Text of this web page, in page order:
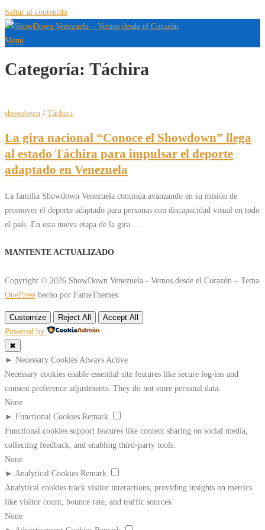
Saltar al contenido
Menú
Categoría: Táchira
showdown / Táchira
La gira nacional “Conoce el Showdown” llega
al estado Táchira para impulsar el deporte
adaptado en Venezuela
La familia Showdown Venezuela continúa avanzando en su misión de
promover el deporte adaptado para personas con discapacidad visual en todo
el país. En esta nueva etapa de la gira …
MANTENTE ACTUALIZADO
Copyright © 2026 ShowDown Venezuela - Vemos desde el Corazón – Tema
OnePress hecho por FameThemes
Customize Reject All Accept All
Powered by
✖
► Necessary CookiesAlways Active
Necessary cookies enable essential site features like secure log-ins and
consent preference adjustments. They do not store personal data.
None
► Functional Cookies Remark
Functional cookies support features like content sharing on social media,
collecting feedback, and enabling third-party tools.
None
► Analytical Cookies Remark
Analytical cookies track visitor interactions, providing insights on metrics
like visitor count, bounce rate, and traffic sources.
None